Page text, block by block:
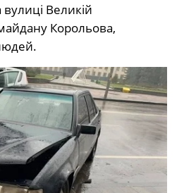
Великій
Корольова,